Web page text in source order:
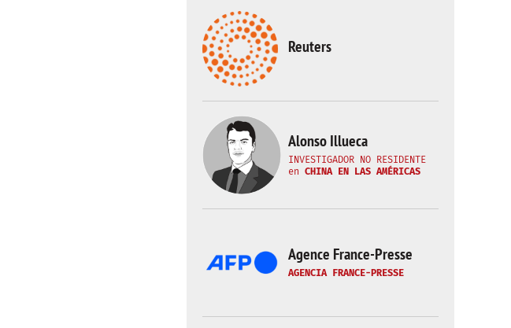
Reuters
Alonso Illueca
INVESTIGADOR NO RESIDENTE
en CHINA EN LAS AMÉRICAS
Agence France-Presse
AGENCIA FRANCE-PRESSE